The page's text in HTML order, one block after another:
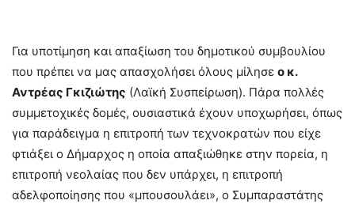
Για υποτίμηση και απαξίωση του δημοτικού συμβουλίου
που πρέπει να μας απασχολήσει όλους μίλησε ο κ.
Αντρέας Γκιζιώτης (Λαϊκή Συσπείρωση). Πάρα πολλές
συμμετοχικές δομές, ουσιαστικά έχουν υποχωρήσει, όπως
για παράδειγμα η επιτροπή των τεχνοκρατών που είχε
φτιάξει ο Δήμαρχος η οποία απαξιώθηκε στην πορεία, η
επιτροπή νεολαίας που δεν υπάρχει, η επιτροπή
αδελφοποίησης που «μπουσουλάει», ο Συμπαραστάτης